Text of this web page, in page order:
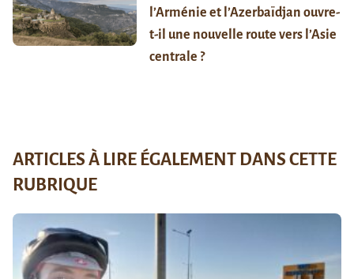
l’Arménie et l’Azerbaïdjan ouvre-
t-il une nouvelle route vers l’Asie
centrale ?
ARTICLES À LIRE ÉGALEMENT DANS CETTE
RUBRIQUE